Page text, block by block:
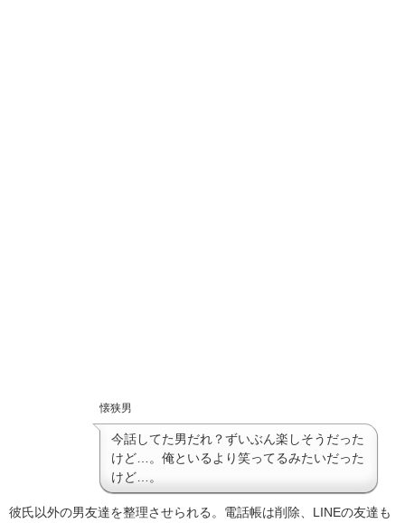
懐狭男
今話してた男だれ？ずいぶん楽しそうだった
けど…。俺といるより笑ってるみたいだった
けど…。
彼氏以外の男友達を整理させられる。電話帳は削除、 LINEの友達も